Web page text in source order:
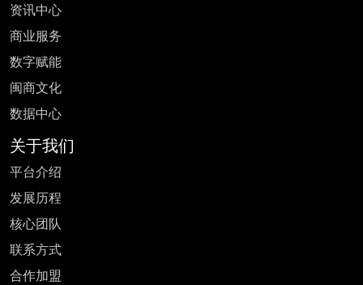
资讯中心
商业服务
数字赋能
闽商文化
数据中心
关于我们
平台介绍
发展历程
核心团队
联系方式
合作加盟